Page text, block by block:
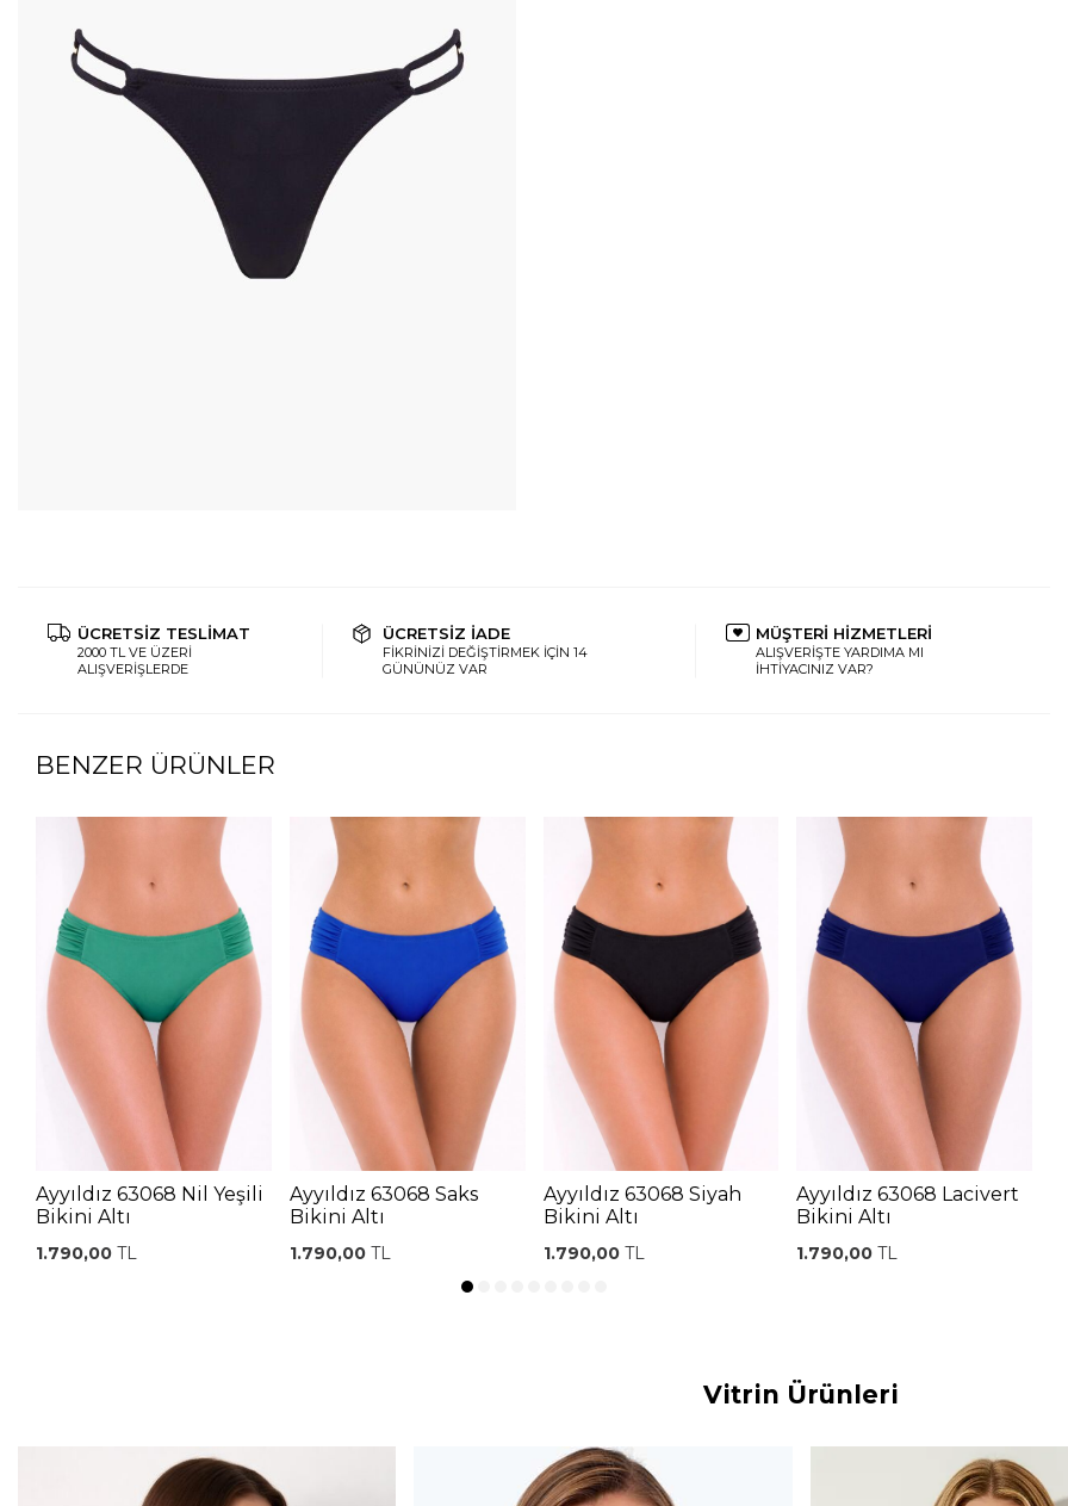
ÜCRETSİZ TESLİMAT
2000 TL VE ÜZERİ
ALIŞVERİŞLERDE
ÜCRETSİZ İADE
FİKRİNİZİ DEĞİŞTİRMEK İÇİN 14
GÜNÜNÜZ VAR
MÜŞTERİ HİZMETLERİ
ALIŞVERİŞTE YARDIMA MI
İHTİYACINIZ VAR?
BENZER ÜRÜNLER
Ayyıldız 63068 Nil Yeşili
Bikini Altı
1.790,00 TL
Ayyıldız 63068 Saks
Bikini Altı
1.790,00TL
Ayyıldız 63068 Siyah
Bikini Altı
1.790,00TL
Ayyıldız 63068 Lacivert
Bikini Altı
1.790,00 TL
Vitrin Ürünleri